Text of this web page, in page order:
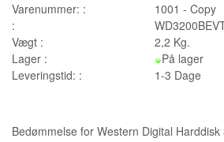
Varenummer: :
1001 - Copy
:
Vægt :
2,2 Kg.
Lager :
På lager
Leveringstid: :
1-3 Dage
Bedømmelse for Western Digital Harddisk